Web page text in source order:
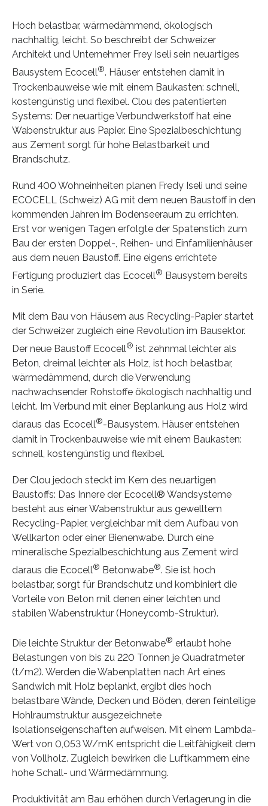
Hoch belastbar, wärmedämmend, ökologisch
nachhaltig, leicht. So beschreibt der Schweizer
Architekt und Unternehmer Frey Iseli sein neuartiges
Bausystem Ecocell®. Häuser entstehen damit in
Trockenbauweise wie mit einem Baukasten: schnell,
kostengünstig und flexibel. Clou des patentierten
Systems: Der neuartige Verbundwerkstoff hat eine
Wabenstruktur aus Papier. Eine Spezialbeschichtung
aus Zement sorgt für hohe Belastbarkeit und
Brandschutz.
Rund 400 Wohneinheiten planen Fredy Iseli und seine
ECOCELL (Schweiz) AG mit dem neuen Baustoff in den
kommenden Jahren im Bodenseeraum zu errichten.
Erst vor wenigen Tagen erfolgte der Spatenstich zum
Bau der ersten Doppel-, Reihen- und Einfamilienhäuser
aus dem neuen Baustoff. Eine eigens errichtete
Fertigung produziert das Ecocell® Bausystem bereits
in Serie.
Mit dem Bau von Häusern aus Recycling-Papier startet
der Schweizer zugleich eine Revolution im Bausektor.
Der neue Baustoff Ecocell® ist zehnmal leichter als
Beton, dreimal leichter als Holz, ist hoch belastbar,
wärmedämmend, durch die Verwendung
nachwachsender Rohstoffe ökologisch nachhaltig und
leicht. Im Verbund mit einer Beplankung aus Holz wird
daraus das Ecocell®-Bausystem. Häuser entstehen
damit in Trockenbauweise wie mit einem Baukasten:
schnell, kostengünstig und flexibel.
Der Clou jedoch steckt im Kern des neuartigen
Baustoffs: Das Innere der Ecocell® Wandsysteme
besteht aus einer Wabenstruktur aus gewelltem
Recycling-Papier, vergleichbar mit dem Aufbau von
Wellkarton oder einer Bienenwabe. Durch eine
mineralische Spezialbeschichtung aus Zement wird
daraus die Ecocell® Betonwabe®. Sie ist hoch
belastbar, sorgt für Brandschutz und kombiniert die
Vorteile von Beton mit denen einer leichten und
stabilen Wabenstruktur (Honeycomb-Struktur).
Die leichte Struktur der Betonwabe® erlaubt hohe
Belastungen von bis zu 220 Tonnen je Quadratmeter
(t/m2). Werden die Wabenplatten nach Art eines
Sandwich mit Holz beplankt, ergibt dies hoch
belastbare Wände, Decken und Böden, deren feinteilige
Hohlraumstruktur ausgezeichnete
Isolationseigenschaften aufweisen. Mit einem Lambda-
Wert von 0,053 W/mK entspricht die Leitfähigkeit dem
von Vollholz. Zugleich bewirken die Luftkammern eine
hohe Schall- und Wärmedämmung.
Produktivität am Bau erhöhen durch Verlagerung in die